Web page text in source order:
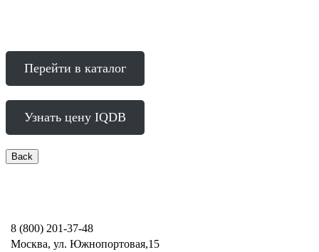
Перейти в каталог
Узнать цену IQDB
8 (800) 201-37-48
Москва, ул. Южнопортовая,15